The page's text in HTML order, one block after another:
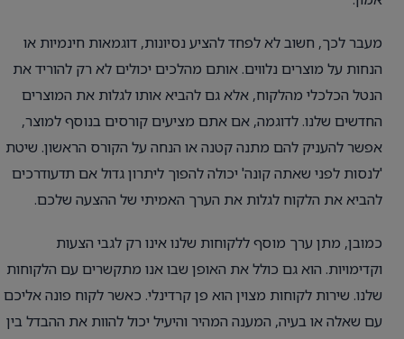
מעבר לכך, חשוב לא לפחד להציע נסיונות, דוגמאות חינמיות או
הנחות על מוצרים נלווים. אותם מהלכים יכולים לא רק להוריד את
הנטל הכלכלי מהלקוח, אלא גם להביא אותו לגלות את המוצרים
החדשים שלנו. לדוגמה, אם אתם מציעים קורסים בנוסף למוצר,
אפשר להעניק להם מתנה קטנה או הנחה על הקורס הראשון. שיטת
'לנסות לפני שאתה קונה' יכולה להפוך ליתרון גדול אם תדעודרכים
להביא את הלקוח לגלות את הערך האמיתי של ההצעה שלכם.
כמובן, מתן ערך מוסף ללקוחות שלנו אינו רק לגבי הצעות
וקדימויות. הוא גם כולל את האופן שבו אנו מתקשרים עם הלקוחות
שלנו. שירות לקוחות מצוין הוא פן קרדינלי. כאשר לקוח פונה אליכם
עם שאלה או בעיה, המענה המהיר והיעיל יכול להוות את ההבדל בין